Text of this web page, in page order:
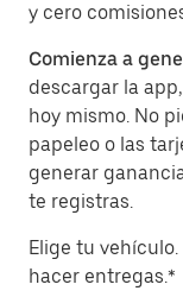
y cero
Comienza a
descargar la
hoy mismo. No
papeleo o las
generar
te registras.
Elige tu
hacer entregas.*